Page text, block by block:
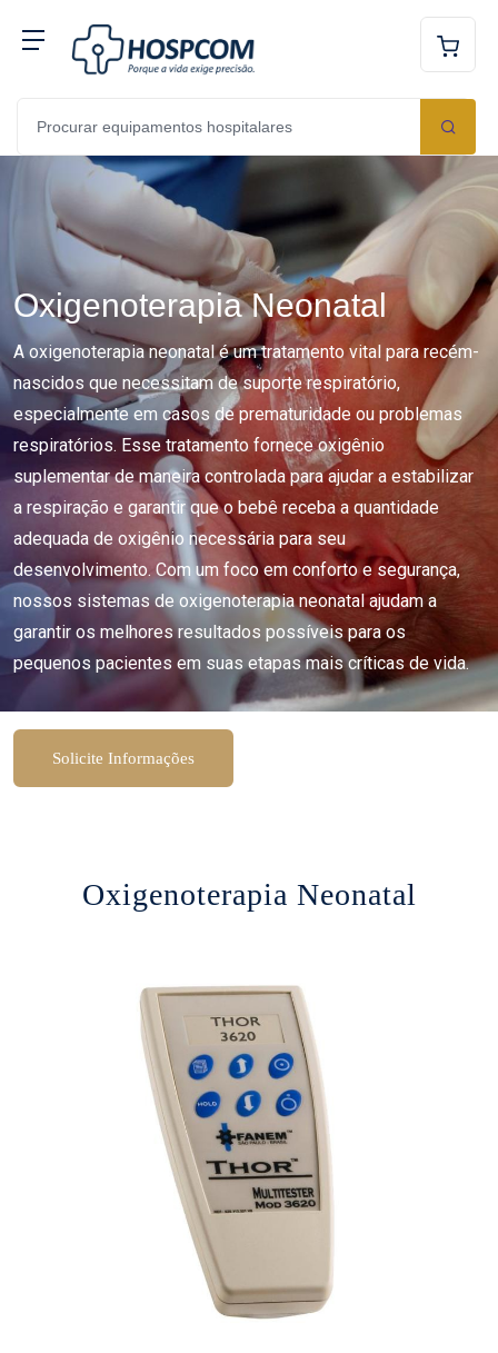
Oxigenoterapia Neonatal
A oxigenoterapia neonatal é um tratamento vital para recém-
nascidos que necessitam de suporte respiratório,
especialmente em casos de prematuridade ou problemas
respiratórios. Esse tratamento fornece oxigênio
suplementar de maneira controlada para ajudar a estabilizar
a respiração e garantir que o bebê receba a quantidade
adequada de oxigênio necessária para seu
desenvolvimento. Com um foco em conforto e segurança,
nossos sistemas de oxigenoterapia neonatal ajudam a
garantir os melhores resultados possíveis para os
pequenos pacientes em suas etapas mais críticas de vida.
Solicite Informações
Oxigenoterapia Neonatal